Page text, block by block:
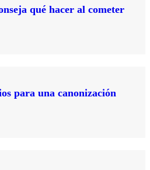
qué hacer al cometer
para una canonización